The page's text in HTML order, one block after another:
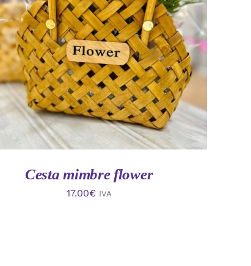
AÑADIR AL CARRITO VISTA RAPIDA
Cesta mimbre flower
17.00€ IVA